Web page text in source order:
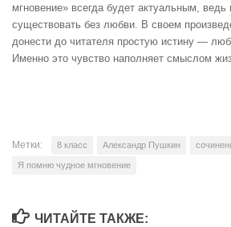
мгновение» всегда будет актуальным,
существовать без любви. В своем
донести до читателя простую истину —
Именно это чувство наполняет смыслом
Метки: 8 класс Александр Пушкин
Я помню чудное мгновение
ЧИТАЙТЕ ТАКЖЕ: